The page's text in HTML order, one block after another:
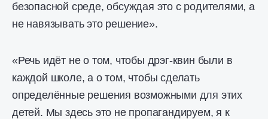
безопасной среде, обсуждая это с родителями, а
не навязывать это решение».
«Речь идёт не о том, чтобы дрэг-квин были в
каждой школе, а о том, чтобы сделать
определённые решения возможными для этих
детей. Мы здесь это не пропагандируем, я к